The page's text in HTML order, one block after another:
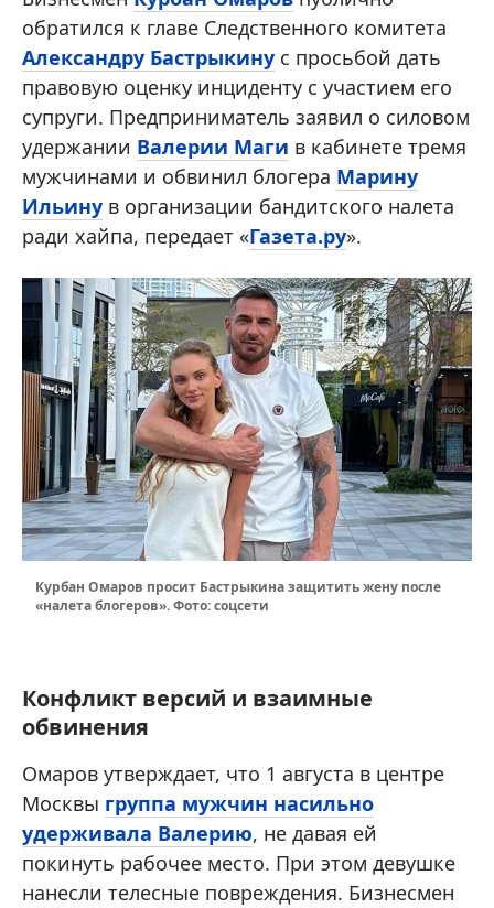
обратился к главе Следственного комитета
Александру Бастрыкину с просьбой дать
правовую оценку инциденту с участием его
супруги. Предприниматель заявил о силовом
удержании Валерии Маги в кабинете тремя
мужчинами и обвинил блогера Марину
Ильину в организации бандитского налета
ради хайпа, передает «Газета.ру».
Курбан Омаров просит Бастрыкина защитить жену после
«налета блогеров». Фото: соцсети
Конфликт версий и взаимные
обвинения
Омаров утверждает, что 1 августа в центре
Москвы группа мужчин насильно
удерживала Валерию, не давая ей
покинуть рабочее место. При этом девушке
нанесли телесные повреждения. Бизнесмен